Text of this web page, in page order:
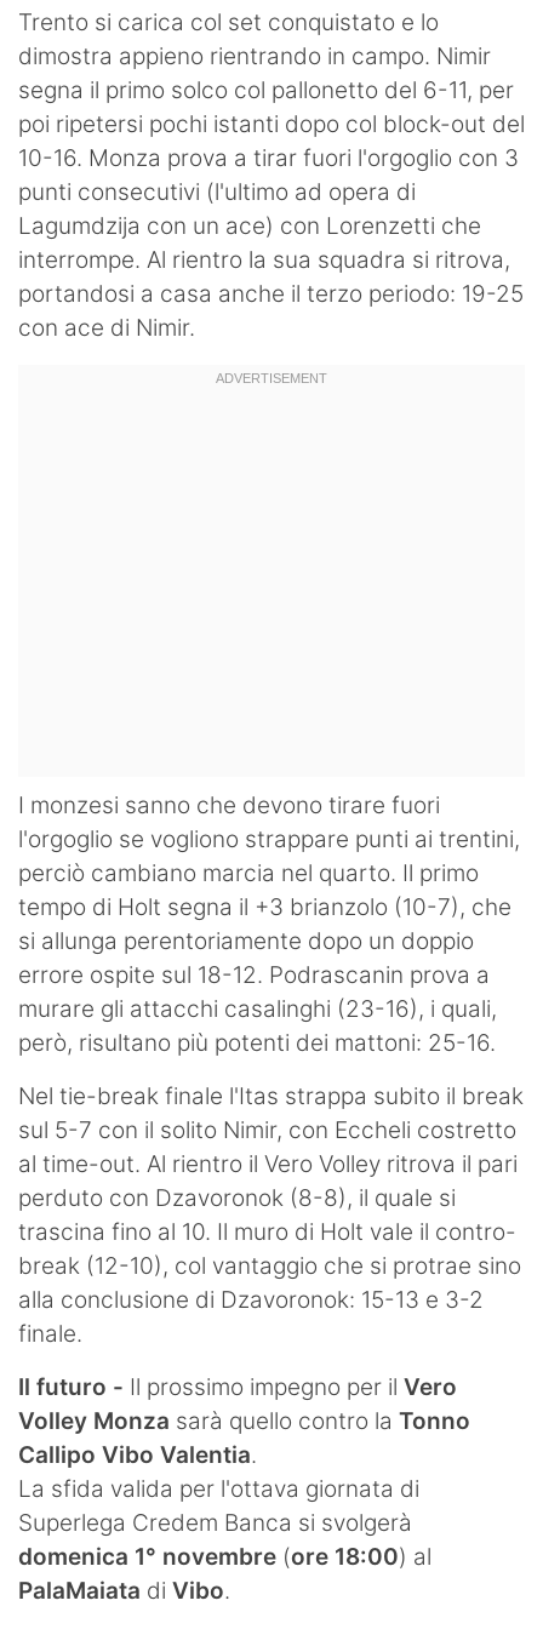
Trento si carica col set conquistato e lo
dimostra appieno rientrando in campo. Nimir
segna il primo solco col pallonetto del 6-11, per
poi ripetersi pochi istanti dopo col block-out del
10-16. Monza prova a tirar fuori l'orgoglio con 3
punti consecutivi (l'ultimo ad opera di
Lagumdzija con un ace) con Lorenzetti che
interrompe. Al rientro la sua squadra si ritrova,
portandosi a casa anche il terzo periodo: 19-25
con ace di Nimir.
I monzesi sanno che devono tirare fuori
l'orgoglio se vogliono strappare punti ai trentini,
perciò cambiano marcia nel quarto. Il primo
tempo di Holt segna il +3 brianzolo (10-7), che
si allunga perentoriamente dopo un doppio
errore ospite sul 18-12. Podrascanin prova a
murare gli attacchi casalinghi (23-16), i quali,
però, risultano più potenti dei mattoni: 25-16.
Nel tie-break finale l'Itas strappa subito il break
sul 5-7 con il solito Nimir, con Eccheli costretto
al time-out. Al rientro il Vero Volley ritrova il pari
perduto con Dzavoronok (8-8), il quale si
trascina fino al 10. Il muro di Holt vale il contro-
break (12-10), col vantaggio che si protrae sino
alla conclusione di Dzavoronok: 15-13 e 3-2
finale.
Il futuro - Il prossimo impegno per il Vero
Volley Monza sarà quello contro la Tonno
Callipo Vibo Valentia.
La sfida valida per l'ottava giornata di
Superlega Credem Banca si svolgerà
domenica 1° novembre (ore 18:00) al
PalaMaiata di Vibo.